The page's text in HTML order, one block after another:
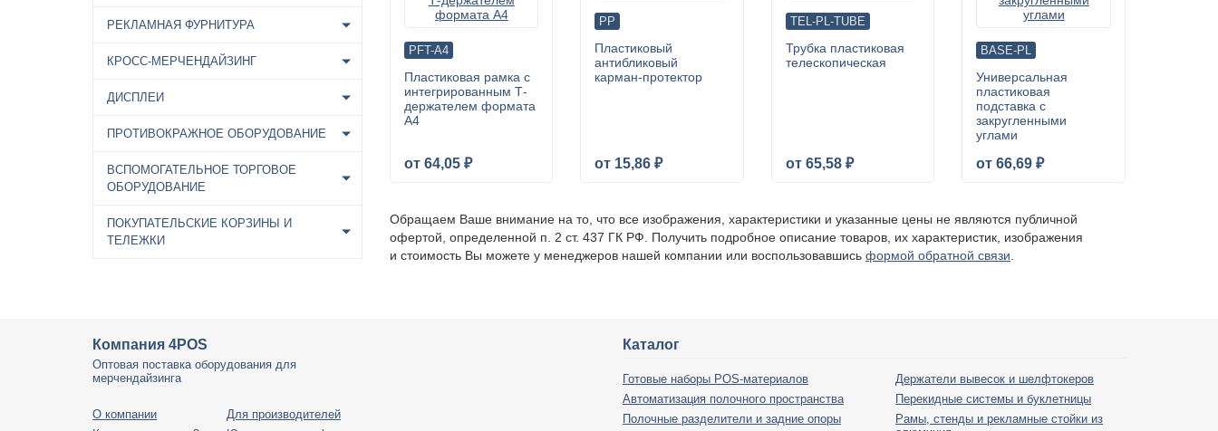
РЕКЛАМНАЯ ФУРНИТУРА
КРОСС-МЕРЧЕНДАЙЗИНГ
ДИСПЛЕИ
ПРОТИВОКРАЖНОЕ ОБОРУДОВАНИЕ
ВСПОМОГАТЕЛЬНОЕ ТОРГОВОЕ
ОБОРУДОВАНИЕ
ПОКУПАТЕЛЬСКИЕ КОРЗИНЫ И
ТЕЛЕЖКИ
PFT-A4
Пластиковая рамка с
интегрированным Т-
держателем формата
А4
от 64,05 ₽
PP
Пластиковый
антибликовый
карман-протектор
от 15,86 ₽
TEL-PL-TUBE
Трубка пластиковая
телескопическая
от 65,58 ₽
BASE-PL
Универсальная
пластиковая
подставка c
закругленными
углами
от 66,69 ₽
Обращаем Ваше внимание на то, что все изображения, характеристики и указанные цены не являются публичной
офертой, определенной п. 2 ст. 437 ГК РФ. Получить подробное описание товаров, их характеристик, изображения
и стоимость Вы можете у менеджеров нашей компании или воспользовавшись формой обратной связи
Компания 4POS
Оптовая поставка оборудования для
мерчендайзинга
О компании
Для производителей
Каталог
Готовые наборы POS-материалов
Автоматизация полочного пространства
Полочные разделители и задние опоры
Держатели вывесок и шелфтокеров
Перекидные системы и буклетницы
Рамы, стенды и рекламные стойки из